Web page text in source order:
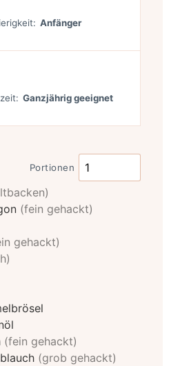
Anfänger
Ganzjährig geeignet
Portionen
(fein gehackt)
gehackt)
(fein gehackt)
(grob gehackt)